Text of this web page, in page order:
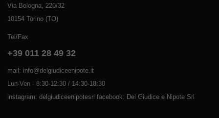
Via Bologna, 220/32
10154 Torino (TO)
Tel/Fax
+39 011 28 49 32
mail: info@delgiudiceenipote.it
Lun-Ven - 8:30-12:30 / 14:30-18:30
instagram: delgiudiceenipotesrl facebook: Del Giudice e Nipote Srl